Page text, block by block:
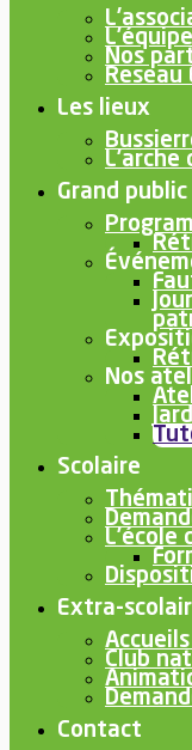
L’équipe
Nos
Reseau
Les lieux
L’arche
Grand public
Nos
Scolaire
L’école
Extra-
Club
Contact